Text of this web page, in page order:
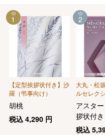
【定型挨拶状付き】沙
羅（弔事向け）
胡桃
税込 4,290円
1
大丸・松
ルセレク
アスタ
拶状付き
税込
2